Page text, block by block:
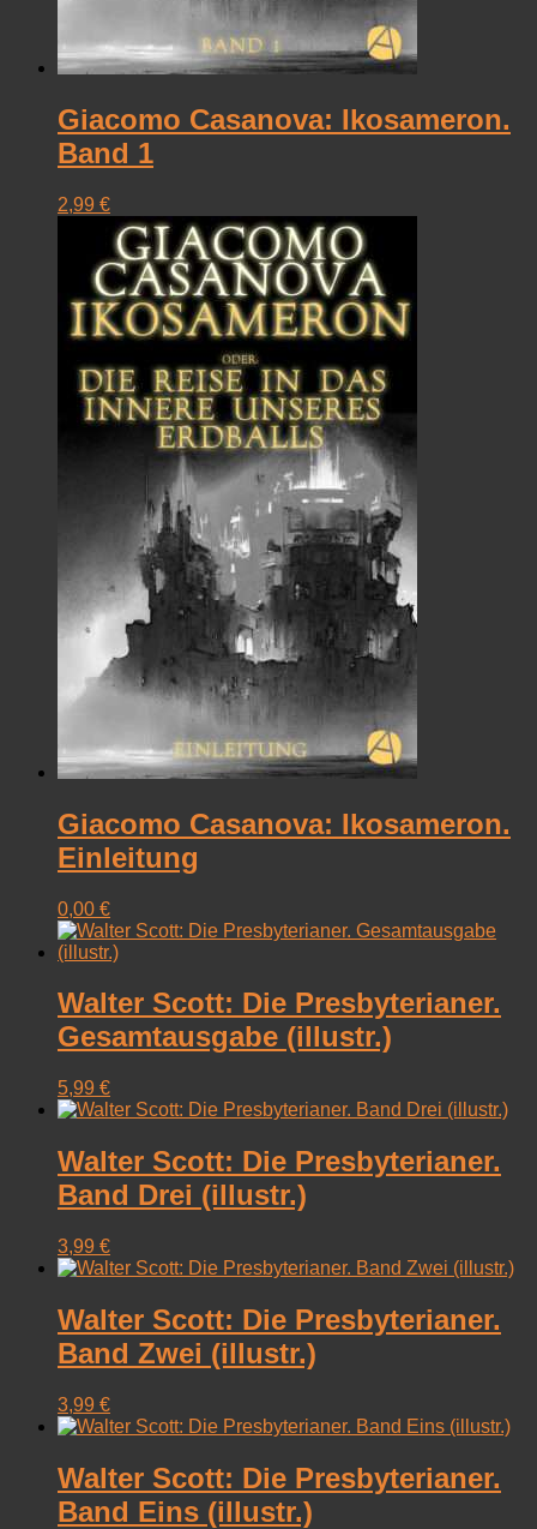
Giacomo Casanova: Ikosameron.
Band 1
2,99 €
Giacomo Casanova: Ikosameron.
Einleitung
0,00 €
Walter Scott: Die Presbyterianer.
Gesamtausgabe (illustr.)
5,99 €
Walter Scott: Die Presbyterianer.
Band Drei (illustr.)
3,99 €
Walter Scott: Die Presbyterianer.
Band Zwei (illustr.)
3,99 €
Walter Scott: Die Presbyterianer.
Band Eins (illustr.)